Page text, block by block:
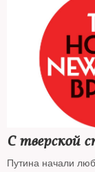
С тверской
Путина начали